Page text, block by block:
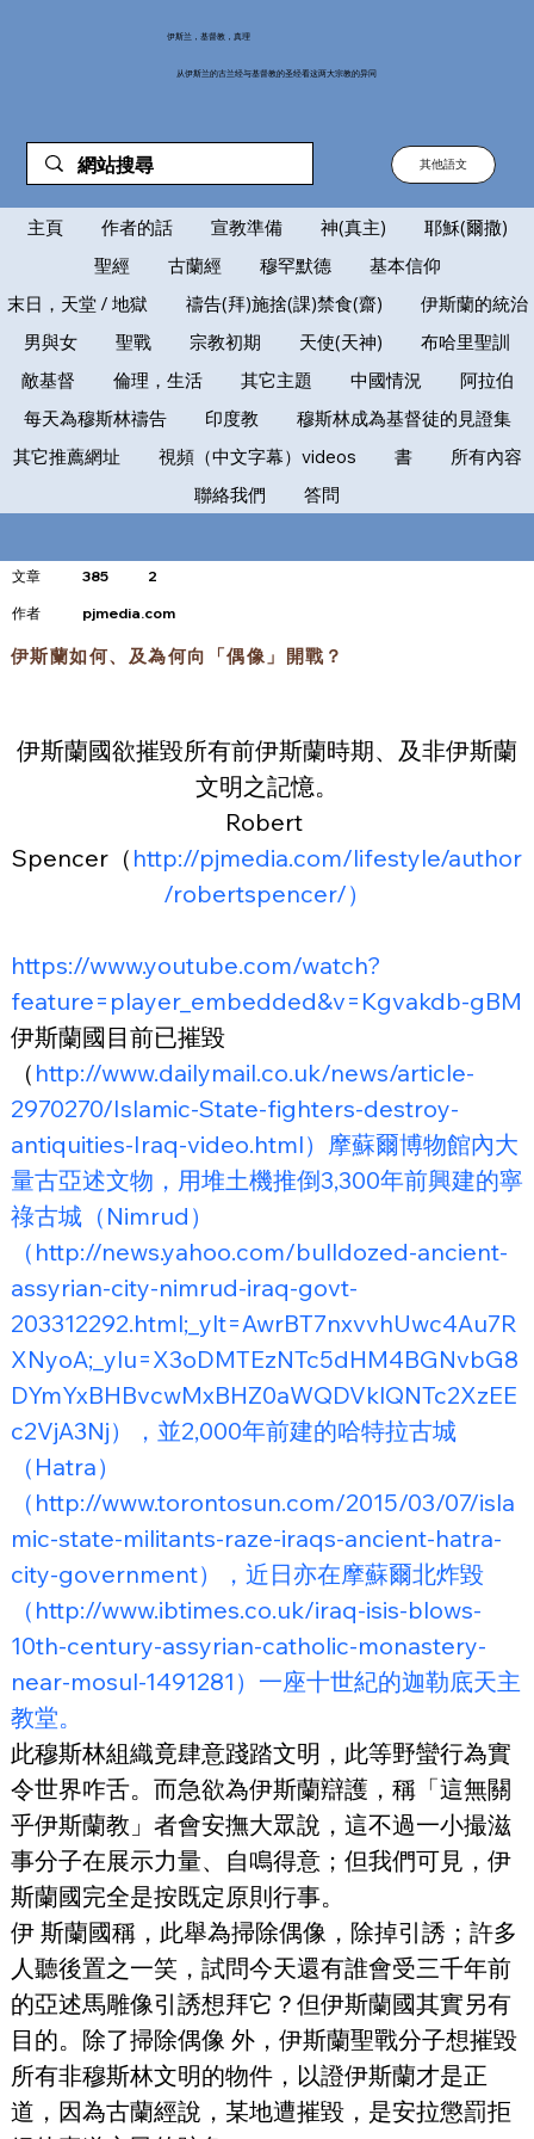
伊斯兰，基督教，真理
从伊斯兰的古兰经与基督教的圣经看这两大宗教的异同
其他語文
主頁 作者的話 宣教準備 神(真主)
耶穌(爾撒)
聖經
古蘭經 穆罕默德
基本信仰
末日，天堂 / 地獄
禱告(拜)施捨(課)禁食(齋)
伊斯蘭的統治
男與女
聖戰 宗教初期 天使(天神)
布哈里聖訓
敵基督
倫理，生活 其它主題 中國情況
阿拉伯
每天為穆斯林禱告
印度教
穆斯林成為基督徒的見證集
其它推薦網址
視頻（中文字幕）videos 書
所有內容
聯絡我們
答問
文章 385 2
​作者 pjmedia.com
伊斯蘭如何、及為何向「偶像」開戰？
伊斯蘭國欲摧毀所有前伊斯蘭時期、及非伊斯蘭
文明之記憶。
Robert
Spencer（ http://pjmedia.com/lifestyle/author
/robertspencer/）
https://www.youtube.com/watch?
feature=player_embedded&v=Kgvakdb-gBM
伊斯蘭國目前已摧毀
（ http://www.dailymail.co.uk/news/article-
2970270/Islamic-State-fighters-destroy-
antiquities-Iraq-video.html）摩蘇爾博物館內大
量古亞述文物，用堆土機推倒3,300年前興建的寧
祿古城（Nimrud）
（http://news.yahoo.com/bulldozed-ancient-
assyrian-city-nimrud-iraq-govt-
203312292.html;_ylt=AwrBT7nxvvhUwc4Au7R
XNyoA;_ylu=X3oDMTEzNTc5dHM4BGNvbG8
DYmYxBHBvcwMxBHZ0aWQDVklQNTc2XzEE
c2VjA3Nj），並2,000年前建的哈特拉古城
（Hatra）
（http://www.torontosun.com/2015/03/07/isla
mic-state-militants-raze-iraqs-ancient-hatra-
city-government），近日亦在摩蘇爾北炸毀
（http://www.ibtimes.co.uk/iraq-isis-blows-
10th-century-assyrian-catholic-monastery-
near-mosul-1491281）一座十世紀的迦勒底天主
教堂。
此穆斯林組織竟肆意踐踏文明，此等野蠻行為實
令世界咋舌。而急欲為伊斯蘭辯護，稱「這無關
乎伊斯蘭教」者會安撫大眾說，這不過一小撮滋
事分子在展示力量、自鳴得意；但我們可見，伊
斯蘭國完全是按既定原則行事。
伊 斯蘭國稱，此舉為掃除偶像，除掉引誘；許多
人聽後置之一笑，試問今天還有誰會受三千年前
的亞述馬雕像引誘想拜它？但伊斯蘭國其實另有
目的。除了掃除偶像 外，伊斯蘭聖戰分子想摧毀
所有非穆斯林文明的物件，以證伊斯蘭才是正
道，因為古蘭經說，某地遭摧毀，是安拉懲罰拒